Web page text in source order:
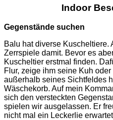
Indoor
Gegenstände suchen
Balu hat diverse Kuscheltiere.
Zerrspiele damit. Bevor es
Kuscheltier erstmal finden.
Flur, zeige ihm seine Kuh
außerhalb seines Sichtfeldes
Wäschekorb. Auf mein
sich den versteckten
spielen wir ausgelassen. Er
nicht mal ein Leckerlie